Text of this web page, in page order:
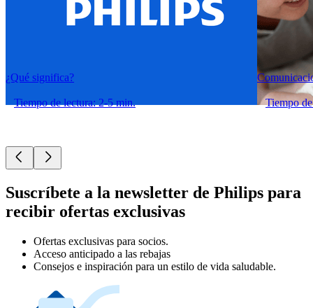
¿Qué significa?
Tiempo de lectura: 2-5 min. Tiempo
Suscríbete a la newsletter de Philips para
recibir ofertas exclusivas
Ofertas exclusivas para socios.
Acceso anticipado a las rebajas
Consejos e inspiración para un estilo de vida saludable.